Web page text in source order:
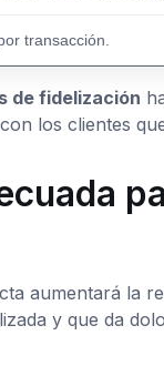
transacción.
de fidelización
los clientes
aumentará la
y que da